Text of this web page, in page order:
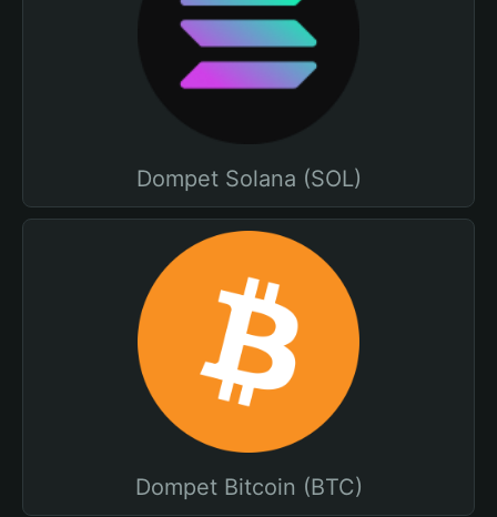
Dompet Solana (SOL)
Dompet Bitcoin (BTC)